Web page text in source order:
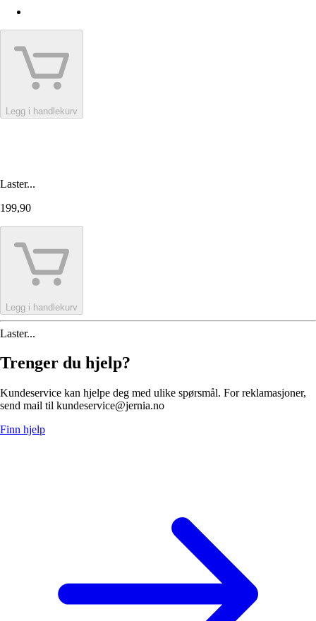
Legg i handlekurv
Laster...
199,90
Legg i handlekurv
Laster...
Trenger du hjelp?
Kundeservice kan hjelpe deg med ulike spørsmål. For reklamasjoner,
send mail til kundeservice@jernia.no
Finn hjelp